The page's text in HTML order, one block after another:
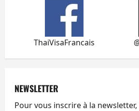
ThaiVisaFrancais
NEWSLETTER
Pour vous inscrire à la newsletter,